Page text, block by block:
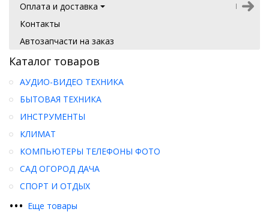
Оплата и доставка
Контакты
Автозапчасти на заказ
Каталог товаров
••• Еще товары
АУДИО-ВИДЕО ТЕХНИКА
БЫТОВАЯ ТЕХНИКА
ИНСТРУМЕНТЫ
КЛИМАТ
КОМПЬЮТЕРЫ ТЕЛЕФОНЫ ФОТО
САД ОГОРОД ДАЧА
СПОРТ И ОТДЫХ